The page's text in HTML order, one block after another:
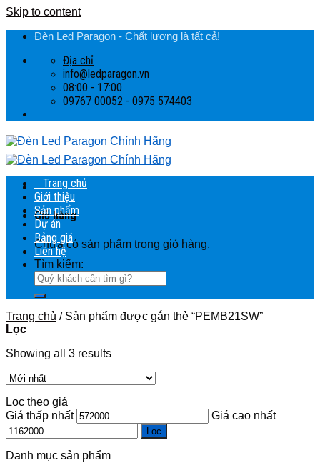
Skip to content
Đèn Led Paragon - Chất lượng là tất cả!
Địa chỉ
info@ledparagon.vn
08:00 - 17:00
09767 00052 - 0975 574403
Giỏ hàng
Chưa có sản phẩm trong giỏ hàng.
Trang chủ
Giới thiệu
Sản phẩm
Dự án
Bảng giá
Liên hệ
Tìm kiếm:
Trang chủ /Sản phẩm được gắn thẻ “PEMB21SW”
Lọc
Showing all 3 results
Lọc theo giá
Giá thấp nhất
Giá cao nhất
Lọc
Danh mục sản phẩm